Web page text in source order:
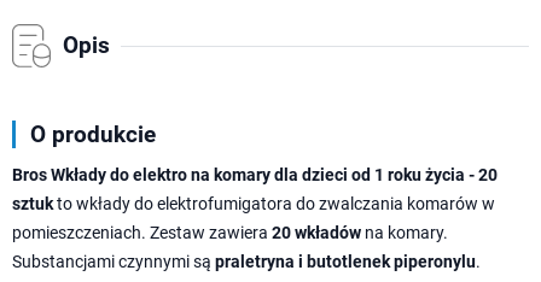
Opis
O produkcie
Bros Wkłady do elektro na komary dla dzieci od 1 roku życia - 20
sztukto wkłady do elektrofumigatora do zwalczania komarów w
pomieszczeniach. Zestaw zawiera 20 wkładów na komary.
Substancjami czynnymi są praletryna i butotlenek piperonylu.